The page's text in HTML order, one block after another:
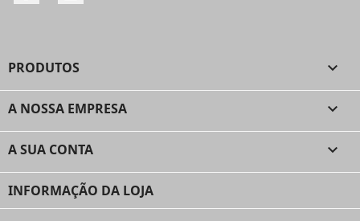
PRODUTOS 
A NOSSA EMPRESA 
A SUA CONTA 
INFORMAÇÃO DA LOJA